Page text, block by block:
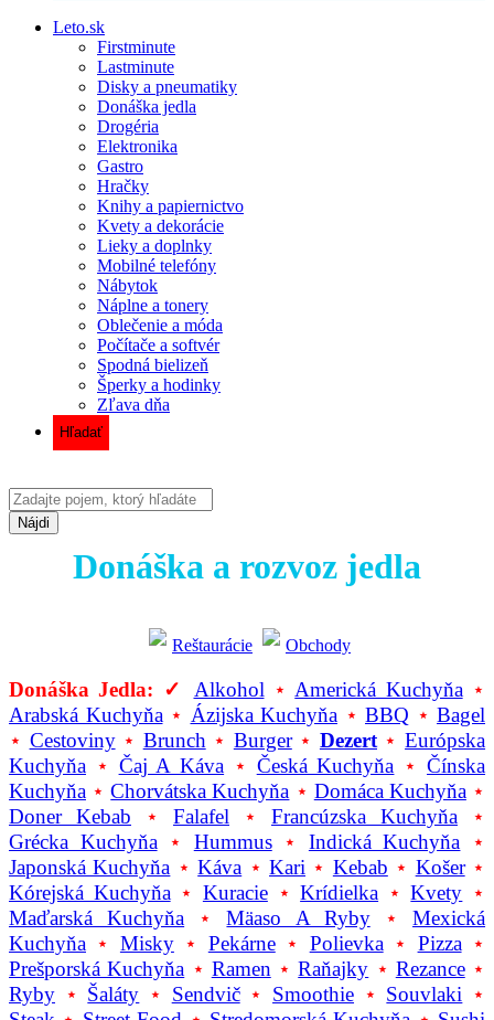
Leto.sk
Firstminute
Lastminute
Disky a pneumatiky
Donáška jedla
Drogéria
Elektronika
Gastro
Hračky
Knihy a papiernictvo
Kvety a dekorácie
Lieky a doplnky
Mobilné telefóny
Nábytok
Náplne a tonery
Oblečenie a móda
Počítače a softvér
Spodná bielizeň
Šperky a hodinky
Zľava dňa
Hľadať
Nájdi
Donáška a rozvoz jedla
Reštaurácie Obchody
Donáška Jedla: ✓ Alkohol ⋆ Americká Kuchyňa⋆
Arabská Kuchyňa⋆ Ázijska Kuchyňa ⋆ BBQ ⋆ Bagel
⋆ Cestoviny⋆ Brunch ⋆ Burger⋆ Dezert⋆Európska
Kuchyňa ⋆ Čaj A Káva ⋆ Česká Kuchyňa ⋆Čínska
Kuchyňa ⋆Chorvátska Kuchyňa ⋆ Domáca Kuchyňa⋆
Doner Kebab ⋆ Falafel ⋆ Francúzska Kuchyňa ⋆
Grécka Kuchyňa⋆ Hummus⋆ Indická Kuchyňa ⋆
Japonská Kuchyňa ⋆Káva ⋆Kari ⋆ Kebab ⋆ Košer⋆
Kórejská Kuchyňa⋆ Kuracie⋆Krídielka ⋆Kvety ⋆
Maďarská Kuchyňa ⋆Mäaso A Ryby⋆Mexická
Kuchyňa ⋆ Misky⋆ Pekárne⋆ Polievka⋆ Pizza⋆
Prešporská Kuchyňa ⋆ Ramen ⋆Raňajky ⋆ Rezance⋆
Ryby ⋆ Šaláty ⋆ Sendvič⋆ Smoothie ⋆ Souvlaki ⋆